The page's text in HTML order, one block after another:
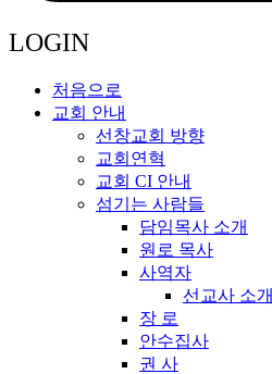
LOGIN
처음으로
교회 안내
선창교회 방향
교회연혁
교회 CI 안내
섬기는 사람들
담임목사 소개
원로 목사
사역자
선교사 소개
장 로
안수집사
권 사